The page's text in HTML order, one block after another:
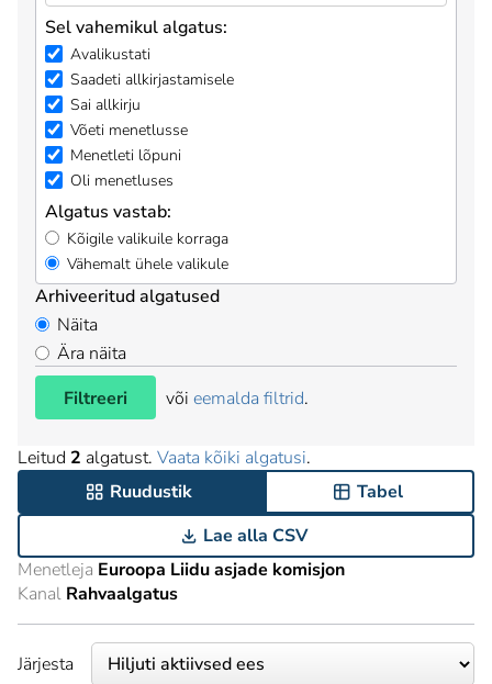
Sel vahemikul algatus:
Avalikustati
Saadeti allkirjastamisele
Sai allkirju
Võeti menetlusse
Menetleti lõpuni
Oli menetluses
Algatus vastab:
Kõigile valikuile korraga
Vähemalt ühele valikule
Arhiveeritud algatused
Näita
Ära näita
Filtreeri
või eemalda filtrid.
Leitud 2 algatust. Vaata kõiki algatusi.
Ruudustik
Tabel
Lae alla CSV
Menetleja Euroopa Liidu asjade komisjon
Kanal Rahvaalgatus
Järjesta